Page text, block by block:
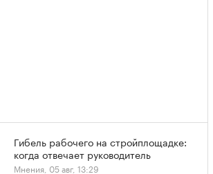
Гибель рабочего на стройплощадке:
когда отвечает руководитель
Мнения, 05 авг, 13:29